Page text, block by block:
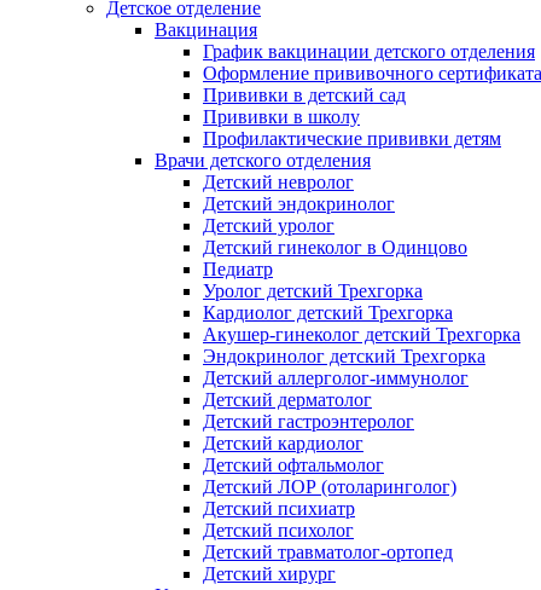
Детское отделение
Вакцинация
График вакцинации детского отделения
Оформление прививочного сертификата
Прививки в детский сад
Прививки в школу
Профилактические прививки детям
Врачи детского отделения
Детский невролог
Детский эндокринолог
Детский уролог
Детский гинеколог в Одинцово
Педиатр
Уролог детский Трехгорка
Кардиолог детский Трехгорка
Акушер-гинеколог детский Трехгорка
Эндокринолог детский Трехгорка
Детский аллерголог-иммунолог
Детский дерматолог
Детский гастроэнтеролог
Детский кардиолог
Детский офтальмолог
Детский ЛОР (отоларинголог)
Детский психиатр
Детский психолог
Детский травматолог-ортопед
Детский хирург